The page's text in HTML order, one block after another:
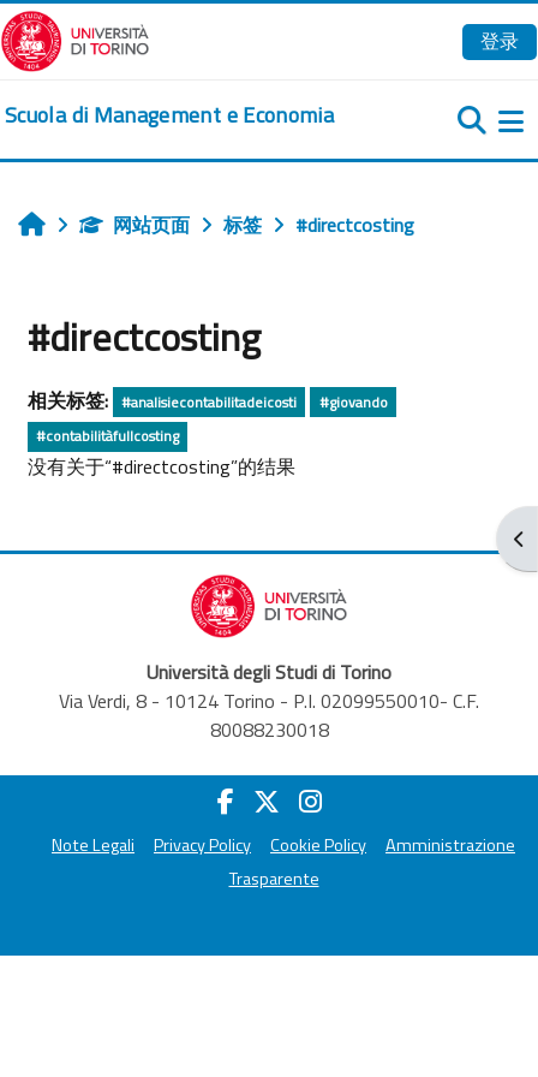
跳到主要内容
登录
Scuola di Management e Economia
打
首页 网站页面 标签 #directcosting
#directcosting
相关标签: #analisiecontabilitadeicosti
#giovando
#contabilitàfullcosting
没有关于“#directcosting”的结果
Università degli Studi di Torino
Via Verdi, 8 - 10124 Torino - P.I. 02099550010- C.F.
80088230018
Note Legali Privacy Policy Cookie Policy
Amministrazione
Trasparente